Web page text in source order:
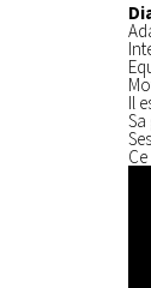
Il